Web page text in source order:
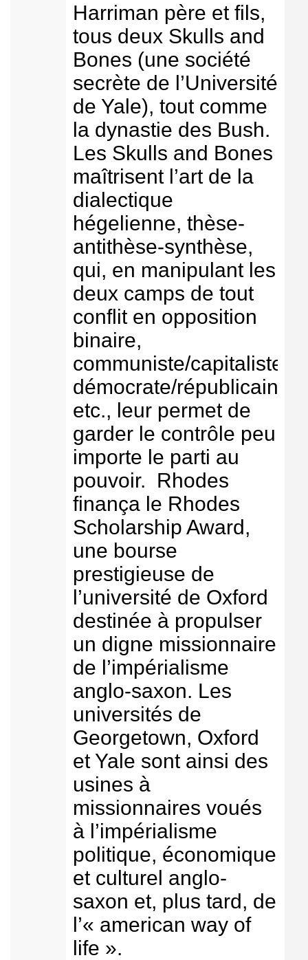
Harriman père et fils,
tous deux Skulls and
Bones (une société
secrète de l’Université
de Yale), tout comme
la dynastie des Bush.
Les Skulls and Bones
maîtrisent l’art de la
dialectique
hégelienne, thèse-
antithèse-synthèse,
qui, en manipulant les
deux camps de tout
conflit en opposition
binaire,
communiste/capitaliste,
démocrate/républicain,
etc., leur permet de
garder le contrôle peu
importe le parti au
pouvoir. Rhodes
finança le Rhodes
Scholarship Award,
une bourse
prestigieuse de
l’université de Oxford
destinée à propulser
un digne missionnaire
de l’impérialisme
anglo-saxon. Les
universités de
Georgetown, Oxford
et Yale sont ainsi des
usines à
missionnaires voués
à l’impérialisme
politique, économique
et culturel anglo-
saxon et, plus tard, de
l’« american way of
life ».